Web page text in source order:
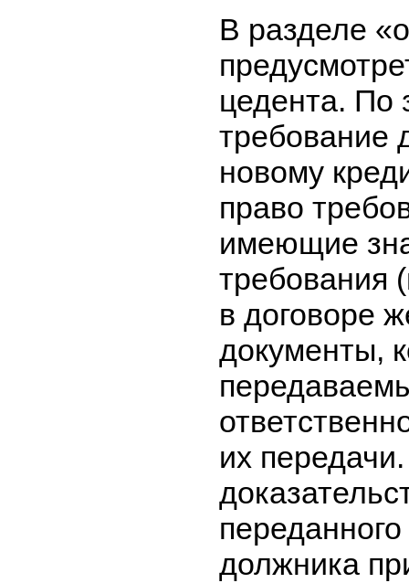
В разделе
цедента. По
требование
новому
право
имеющие
требования
в договоре
документы,
их
должника